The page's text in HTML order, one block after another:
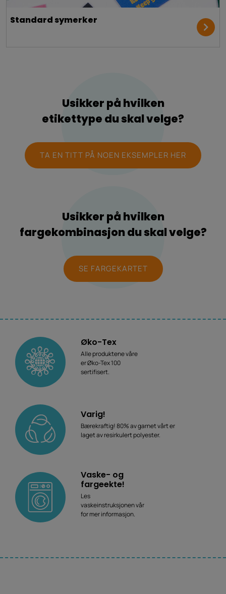
Standard symerker
Usikker på hvilken
etikettype du skal velge?
TA EN TITT PÅ NOEN EKSEMPLER HER
Usikker på hvilken
fargekombinasjon du skal velge?
SE FARGEKARTET
Øko-Tex
Alle produktene våre
er Øko-Tex 100
sertifisert.
Varig!
Bærekraftig! 80% av garnet vårt er
laget av resirkulert polyester.
Vaske- og
fargeekte!
Les
vaskeinstruksjonen vår
for mer informasjon.